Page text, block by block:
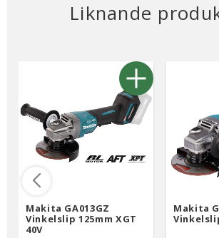
Liknande
Makita GA013GZ
Vinkelslip 125mm XGT
40V
Makita